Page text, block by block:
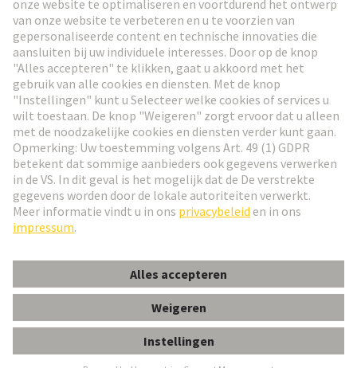
ADAPTER A/B-C-D
Ga naar registratie
Social Media
© HARTING Technology Group
AfdrukPrivacybeleid Cookie-instellingen
Gebruiksvoorwaarden